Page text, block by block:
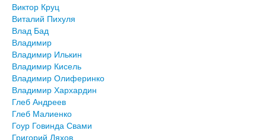
Виктор Круц
Виталий Пихуля
Влад Бад
Владимир
Владимир Илькин
Владимир Кисель
Владимир Олиферинко
Владимир Хархардин
Глеб Андреев
Глеб Малиенко
Гоур Говинда Свами
Григорий Ляхов